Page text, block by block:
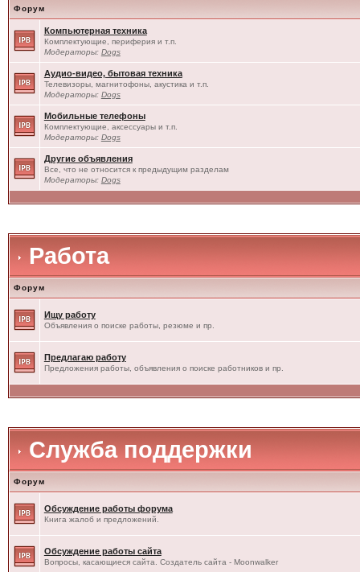
Форум
Компьютерная техника
Комплектующие, периферия и т.п.
Модераторы: Dogs
Аудио-видео, бытовая техника
Телевизоры, магнитофоны, акустика и т.п.
Модераторы: Dogs
Мобильные телефоны
Комплектующие, аксессуары и т.п.
Модераторы: Dogs
Другие объявления
Все, что не относится к предыдущим разделам
Модераторы: Dogs
Работа
Форум
Ищу работу
Объявления о поиске работы, резюме и пр.
Предлагаю работу
Предложения работы, объявления о поиске работников и пр.
Служба поддержки
Форум
Обсуждение работы форума
Книга жалоб и предложений.
Обсуждение работы сайта
Вопросы, касающиеся сайта. Создатель сайта - Moonwalker